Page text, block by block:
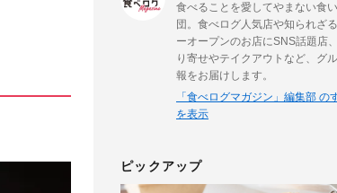
食べることを愛してやまない食
団。食べログ人気店や知られざ
ーオープンのお店にSNS話題店
り寄せやテイクアウトなど、グ
報をお届けします。
「食べログマガジン」編集部 の
を表示
ピックアップ